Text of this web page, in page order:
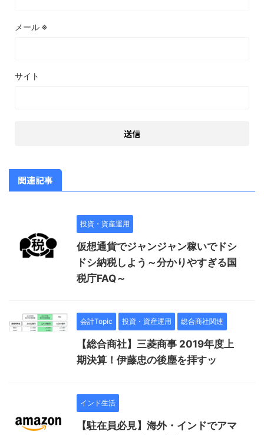
メール ※
サイト
関連記事
投資・資産運用
仮想通貨でジャンジャン稼いでドシ
ドシ納税しよう～分かりやすぎる国
税庁FAQ～
会計Topic 投資・資産運用 総合商社関連
【総合商社】三菱商事 2019年度上
期決算！伊藤忠の後塵を拝すッ
インド生活
【駐在員必見】海外・インドでアマ